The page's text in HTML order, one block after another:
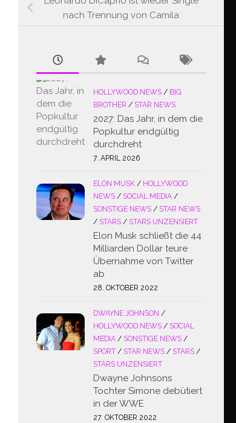
nach Trennung von Camila
HOLLYWOOD NEWS / BIG
BROTHER / STAR NEWS
2027: Das Jahr, in dem die
Popkultur endgültig
durchdreht
7. APRIL 2026
ELON MUSK / HOLLYWOOD
NEWS / SOCIAL MEDIA /
SONSTIGE NEWS / STAR NEWS
/ STARS / STARS UNZENSIERT
Elon Musk schließt die 44
Milliarden Dollar teure
Übernahme von Twitter
ab
28. OKTOBER 2022
DWAYNE JOHNSON /
HOLLYWOOD NEWS / SOCIAL
MEDIA / SONSTIGE NEWS /
SPORT / STAR NEWS / STARS /
STARS UNZENSIERT
Dwayne Johnsons
Tochter Simone debütiert
in der WWE
27. OKTOBER 2022